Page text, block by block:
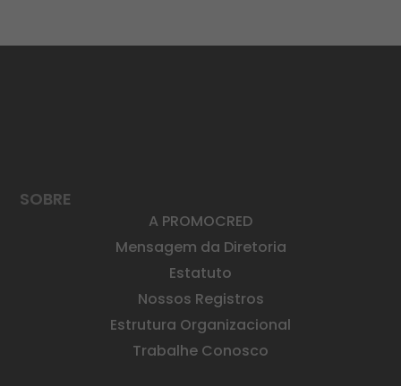
SOBRE
A PROMOCRED
Mensagem da Diretoria
Estatuto
Nossos Registros
Estrutura Organizacional
Trabalhe Conosco